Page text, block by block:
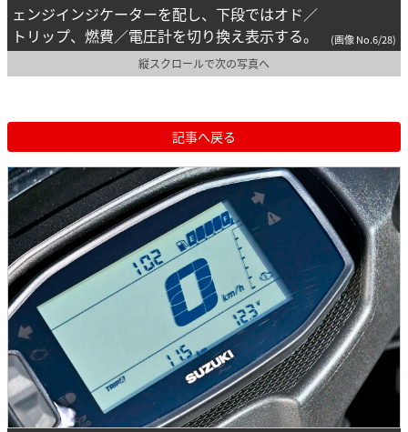
ェンジインジケーターを配し、下段ではオド／
トリップ、燃費／電圧計を切り換え表示する。
(画像 No.6/28)
縦スクロールで次の写真へ
記事へ戻る